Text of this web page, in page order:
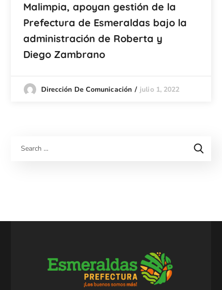
Malimpia, apoyan gestión de la
Prefectura de Esmeraldas bajo la
administración de Roberta y
Diego Zambrano
Dirección De Comunicación julio 1, 2022